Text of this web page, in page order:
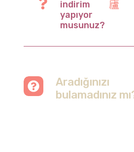
indirim
yapıyor
musunuz?
Aradığınızı
bulamadınız